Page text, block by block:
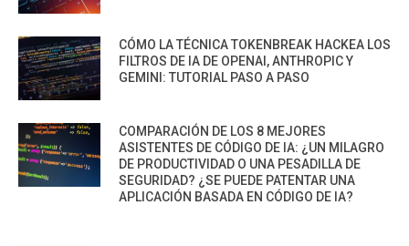
CÓMO LA TÉCNICA TOKENBREAK HACKEA LOS
FILTROS DE IA DE OPENAI, ANTHROPIC Y
GEMINI: TUTORIAL PASO A PASO
COMPARACIÓN DE LOS 8 MEJORES
ASISTENTES DE CÓDIGO DE IA: ¿UN MILAGRO
DE PRODUCTIVIDAD O UNA PESADILLA DE
SEGURIDAD? ¿SE PUEDE PATENTAR UNA
APLICACIÓN BASADA EN CÓDIGO DE IA?